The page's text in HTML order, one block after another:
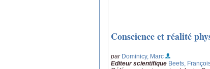
Conscience et réalité
par Dominicy, Marc
Editeur scientifique Beets,